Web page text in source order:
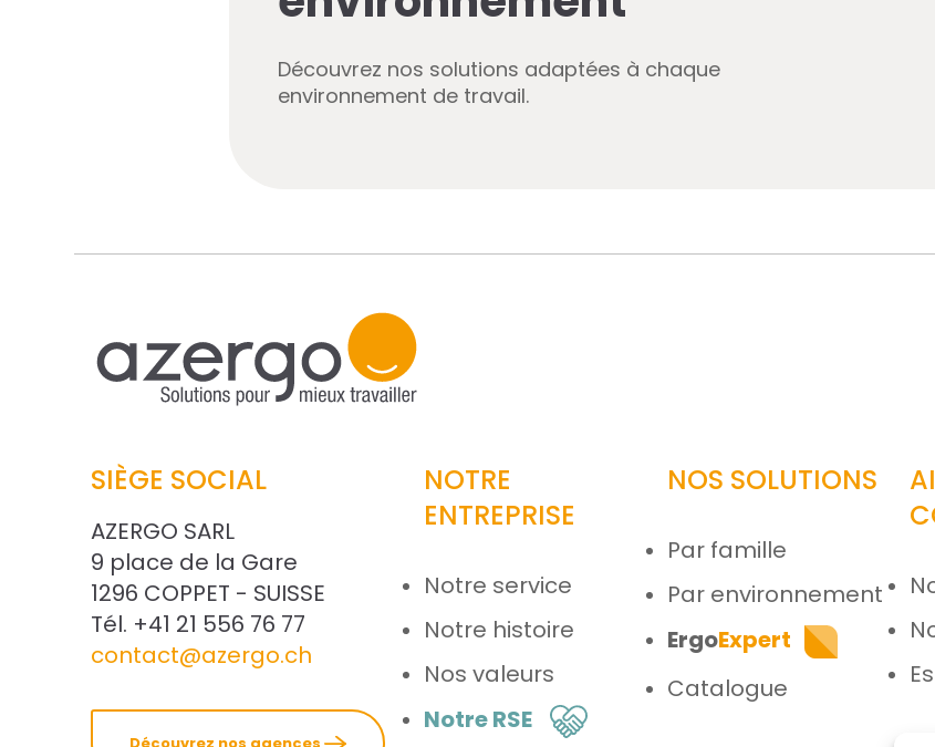
Découvrez nos solutions adaptées à chaque
environnement de travail.
SIÈGE SOCIAL
AZERGO SARL
9 place de la Gare
1296 COPPET - SUISSE
Tél. +41 21 556 76 77
contact@azergo.ch
Découvrez nos agences
NOTRE
ENTREPRISE
Notre service
Notre histoire
Nos valeurs
Notre RSE
NOS SOLUTIONS
Par famille
Par environnement
ErgoExpert
Catalogue